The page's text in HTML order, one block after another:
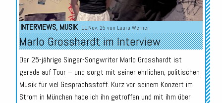
INTERVIEWS, MUSIK 11.Nov. 25 von Laura Werner
Marlo Grosshardt im Interview
Der 25-jährige Singer-Songwriter Marlo Grosshardt ist
gerade auf Tour – und sorgt mit seiner ehrlichen, politischen
Musik für viel Gesprächsstoff. Kurz vor seinem Konzert im
Strom in München habe ich ihn getroffen und mit ihm über